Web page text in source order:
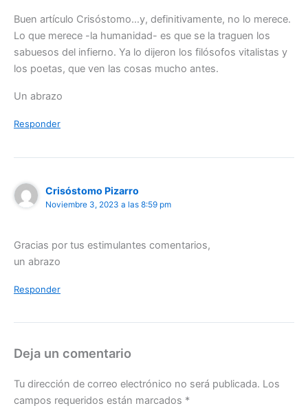
Buen artículo Crisóstomo…y, definitivamente, no lo merece.
Lo que merece -la humanidad- es que se la traguen los
sabuesos del infierno. Ya lo dijeron los filósofos vitalistas y
los poetas, que ven las cosas mucho antes.
Un abrazo
Responder
Crisóstomo Pizarro
Noviembre 3, 2023 a las 8:59 pm
Gracias por tus estimulantes comentarios,
un abrazo
Responder
Deja un comentario
Tu dirección de correo electrónico no será publicada. Los
campos requeridos están marcados *